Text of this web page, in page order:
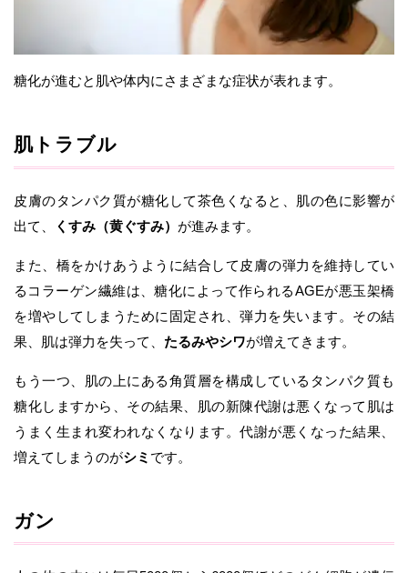
糖化が進むと肌や体内にさまざまな症状が表れます。
肌トラブル
皮膚のタンパク質が糖化して茶色くなると、肌の色に影響が
出て、
くすみ（黄ぐすみ） が進みます。
また、橋をかけあうように結合して皮膚の弾力を維持してい
るコラーゲン繊維は、糖化によって作られるAGEが悪玉架橋
を増やしてしまうために固定され、弾力を失います。その結
果、肌は弾力を失って、 たるみやシワが増えてきます。
もう一つ、肌の上にある角質層を構成しているタンパク質も
糖化しますから、その結果、肌の新陳代謝は悪くなって肌は
うまく生まれ変われなくなります。代謝が悪くなった結果、
増えてしまうのがシミ です。
ガン